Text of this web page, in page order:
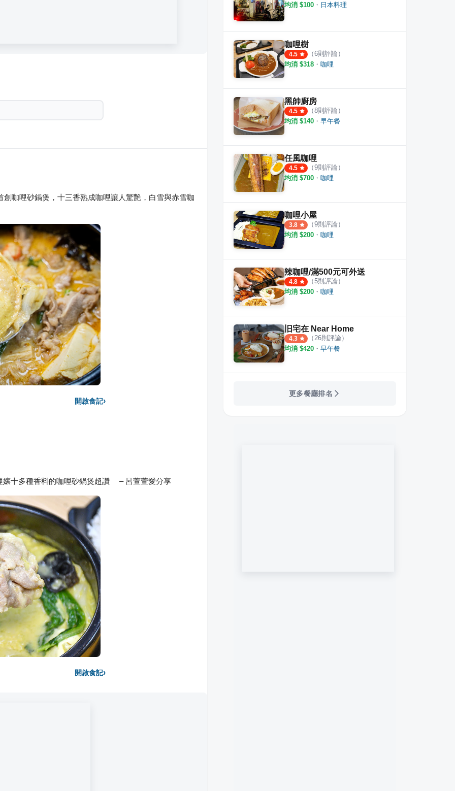
咖哩砂鍋煲，十三香熟成咖哩讓人驚艷，白雪與赤雪咖
開啟食記›
孃十多種香料的咖哩砂鍋煲超讚 – 呂萱萱愛分享
開啟食記›
均消 $100 ・ 日本料理
咖哩樹
4.5 （6則評論）
均消 $318 ・ 咖哩
黑帥廚房
4.5 （8則評論）
均消 $140 ・ 早午餐
任風咖哩
4.5 （9則評論）
均消 $700 ・ 咖哩
咖哩小屋
3.8 （9則評論）
均消 $200 ・ 咖哩
辣咖哩/滿500元可外送
4.8 （5則評論）
均消 $200 ・ 咖哩
旧宅在 Near Home
4.3 （26則評論）
均消 $420 ・ 早午餐
更多餐廳排名